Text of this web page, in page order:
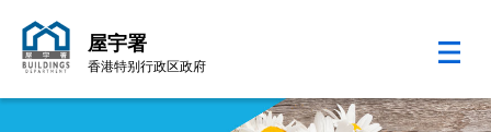
屋宇署
香港特别行政区政府